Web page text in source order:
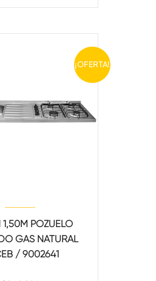
¡OFERTA!
1,50M POZUELO
GAS NATURAL
/ 9002641